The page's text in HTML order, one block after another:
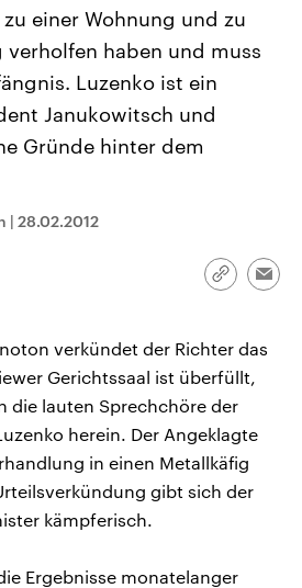
Anhalt
6.
aus
USA
Aktuelle Beiträge,
Hintergründe
einer Wohnung und zu
verholfen haben und muss
Luzenko ist ein
Janukowitsch und
Gründe hinter dem
| 28.02.2012
Link
verkündet der Richter das
Gerichtssaal ist überfüllt,
die lauten Sprechchöre der
herein. Der Angeklagte
in einen Metallkäfig
gibt sich der
kämpferisch.
Ergebnisse monatelanger